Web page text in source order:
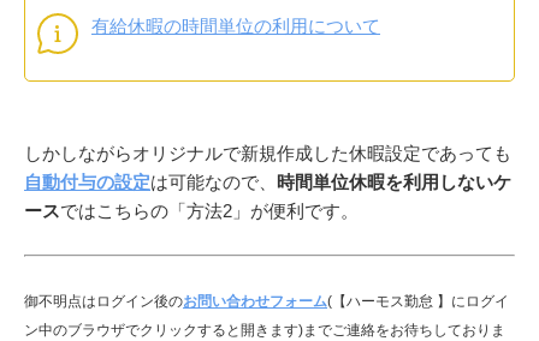
有給休暇の時間単位の利用について
しかしながらオリジナルで新規作成した休暇設定であっても
自動付与の設定は可能なので、 時間単位休暇を利用しないケ
ースではこちらの「方法2」が便利です。
御不明点はログイン後のお問い合わせフォーム(【ハーモス勤怠 】にログイ
ン中のブラウザでクリックすると開きます)までご連絡をお待ちしておりま